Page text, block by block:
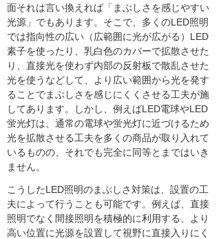
面それは言い換えれば「まぶしさを感じやすい
光源」でもあります。そこで、多くのLED照明
では指向性の広い（広範囲に光が広がる）LED
素子を使ったり、乳白色のカバーで拡散させた
り、直接光を使わず内部の反射板で散乱させた
光を使うなどして、より広い範囲から光を発す
ることでまぶしさを感じにくくさせる工夫が施
してあります。しかし、例えばLED電球やLED
蛍光灯は、通常の電球や蛍光灯に近づけるため
光を拡散させる工夫を多くの商品が取り入れて
いるものの、それでも完全に同等とまではいき
ません。
こうしたLED照明のまぶしさ対策は、設置の工
夫によって行うことも可能です。例えば、直接
照明でなく間接照明を積極的に利用する、より
高い位置に光源を設置して視野に直接入りにく